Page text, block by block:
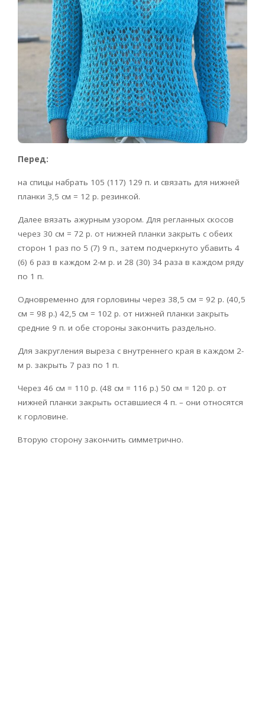
Перед:
на спицы набрать 105 (117) 129 п. и связать для нижней
планки 3,5 см = 12 р. резинкой.
Далее вязать ажурным узором. Для регланных скосов
через 30 см = 72 р. от нижней планки закрыть с обеих
сторон 1 раз по 5 (7) 9 п., затем подчеркнуто убавить 4
(6) 6 раз в каждом 2-м р. и 28 (30) 34 раза в каждом ряду
по 1 п.
Одновременно для горловины через 38,5 см = 92 р. (40,5
см = 98 р.) 42,5 см = 102 р. от нижней планки закрыть
средние 9 п. и обе стороны закончить раздельно.
Для закругления выреза с внутреннего края в каждом 2-
м р. закрыть 7 раз по 1 п.
Через 46 см = 110 р. (48 см = 116 р.) 50 см = 120 р. от
нижней планки закрыть оставшиеся 4 п. – они относятся
к горловине.
Вторую сторону закончить симметрично.